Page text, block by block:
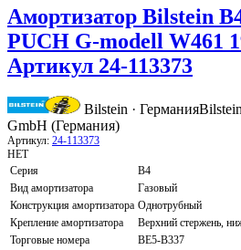
Амортизатор Bilstein
PUCH G-modell W461
Артикул 24-113373
Bilstein · Германия
GmbH (Германия)
Артикул: 24-113373
НЕТ
Серия
B4
Вид амортизатора
Газовый
Конструкция амортизатора Однотрубный
Крепление амортизатора
Верхний стержень,
Торговые номера
BE5-B337